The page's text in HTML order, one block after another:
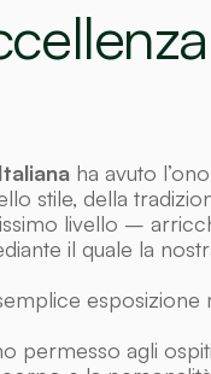
ha avuto
stile, della
livello –
il quale la
esposizione
permesso agli